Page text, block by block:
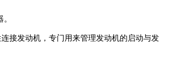
接发动机，专门用来管理发动机的启动与发